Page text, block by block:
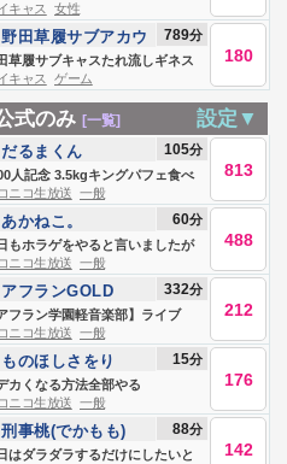
キャス
女性
草履サブキャスたれ流しギネス
Live #839271769
野田草履サブアカウ
ント
789分
180
キャス ゲーム
式のみ [一覧] 設定▼
人記念 3.5kgキングパフェ食べ
だるまくん 105分
813
ニコ生放送 一般
もホラゲをやると言いましたが
は嘘です
あかねこ。 60分
488
ニコ生放送 一般
フラン学園軽音楽部】ライブ
アフランGOLD 332分
212
ニコ生放送 一般
カくなる方法全部やる
ものほしさをり 15分
176
ニコ生放送 一般
はダラダラするだけにしたいと
刑事桃(でかもも) 88分
142